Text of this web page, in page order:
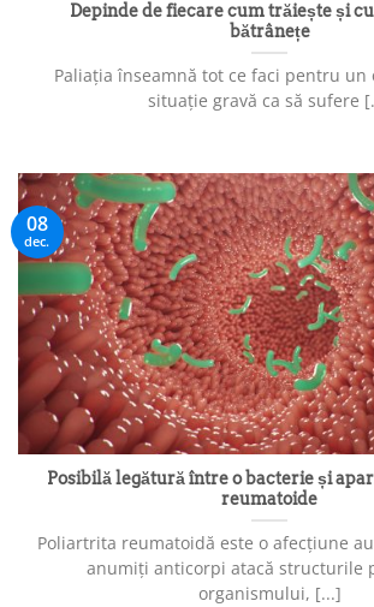
Depinde de fiecare cum trăiește și
bătrânețe
Paliația înseamnă tot ce faci pentru un
situație gravă ca să sufere
Posibilă legătură între o bacterie și
reumatoide
Poliartrita reumatoidă este o afecțiune
anumiți anticorpi atacă structurile
organismului, [...]
08
dec.